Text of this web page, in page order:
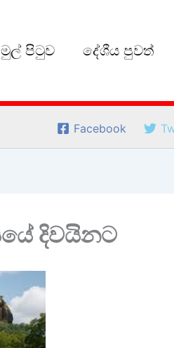
මුල් පිටුව දේශීය පුවත්
Facebook
දිවයිනට